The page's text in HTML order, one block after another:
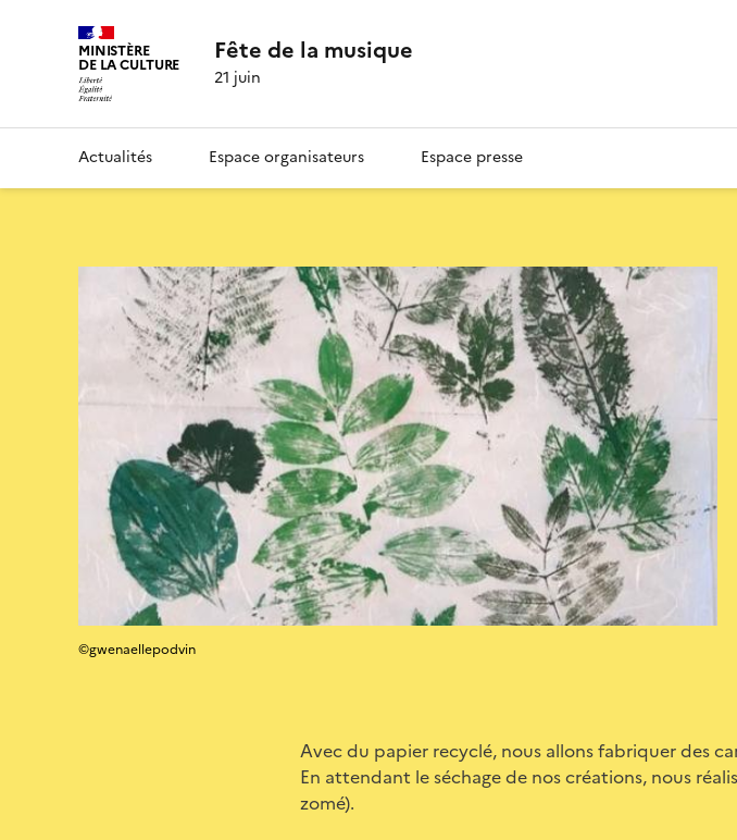
MINISTÈRE
DE LA CULTURE Fête de la musique
21 juin
Actualités Espace organisateurs Espace presse
©gwenaellepodvin
Avec du papier recyclé, nous allons fabriquer des
En attendant le séchage de nos créations, nous
zomé).